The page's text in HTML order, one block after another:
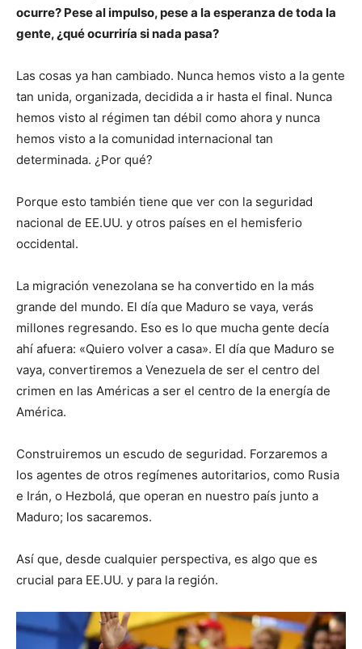
ocurre? Pese al impulso, pese a la esperanza de toda la
gente, ¿qué ocurriría si nada pasa?
Las cosas ya han cambiado. Nunca hemos visto a la gente
tan unida, organizada, decidida a ir hasta el final. Nunca
hemos visto al régimen tan débil como ahora y nunca
hemos visto a la comunidad internacional tan
determinada. ¿Por qué?
Porque esto también tiene que ver con la seguridad
nacional de EE.UU. y otros países en el hemisferio
occidental.
La migración venezolana se ha convertido en la más
grande del mundo. El día que Maduro se vaya, verás
millones regresando. Eso es lo que mucha gente decía
ahí afuera: «Quiero volver a casa». El día que Maduro se
vaya, convertiremos a Venezuela de ser el centro del
crimen en las Américas a ser el centro de la energía de
América.
Construiremos un escudo de seguridad. Forzaremos a
los agentes de otros regímenes autoritarios, como Rusia
e Irán, o Hezbolá, que operan en nuestro país junto a
Maduro; los sacaremos.
Así que, desde cualquier perspectiva, es algo que es
crucial para EE.UU. y para la región.